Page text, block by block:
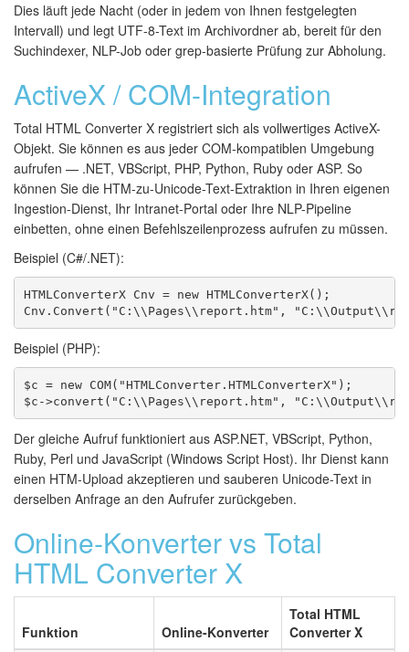
Dies läuft jede Nacht (oder in jedem von Ihnen festgelegten
Intervall) und legt UTF-8-Text im Archivordner ab, bereit für den
Suchindexer, NLP-Job oder grep-basierte Prüfung zur Abholung.
ActiveX / COM-Integration
Total HTML Converter X registriert sich als vollwertiges ActiveX-
Objekt. Sie können es aus jeder COM-kompatiblen Umgebung
aufrufen — .NET, VBScript, PHP, Python, Ruby oder ASP. So
können Sie die HTM-zu-Unicode-Text-Extraktion in Ihren eigenen
Ingestion-Dienst, Ihr Intranet-Portal oder Ihre NLP-Pipeline
einbetten, ohne einen Befehlszeilenprozess aufrufen zu müssen.
Beispiel (C#/.NET):
HTMLConverterX Cnv = new HTMLConverterX();
Cnv.Convert("C:\\Pages\\report.htm",
Beispiel (PHP):
$c = new COM("HTMLConverter.HTMLConverterX");
$c->convert("C:\\Pages\\report.htm",
Der gleiche Aufruf funktioniert aus ASP.NET, VBScript, Python,
Ruby, Perl und JavaScript (Windows Script Host). Ihr Dienst kann
einen HTM-Upload akzeptieren und sauberen Unicode-Text in
derselben Anfrage an den Aufrufer zurückgeben.
Online-Konverter vs Total
HTML Converter X
Funktion Online-Konverter
Total HTML
Converter X